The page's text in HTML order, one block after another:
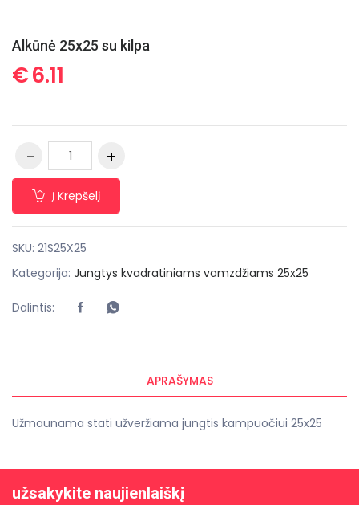
Alkūnė 25x25 su kilpa
€6.11
Į Krepšelį
SKU: 21S25X25
Kategorija: Jungtys kvadratiniams vamzdžiams 25x25
Dalintis:
APRAŠYMAS
Užmaunama stati užveržiama jungtis kampuočiui 25x25
užsakykite naujienlaiškį